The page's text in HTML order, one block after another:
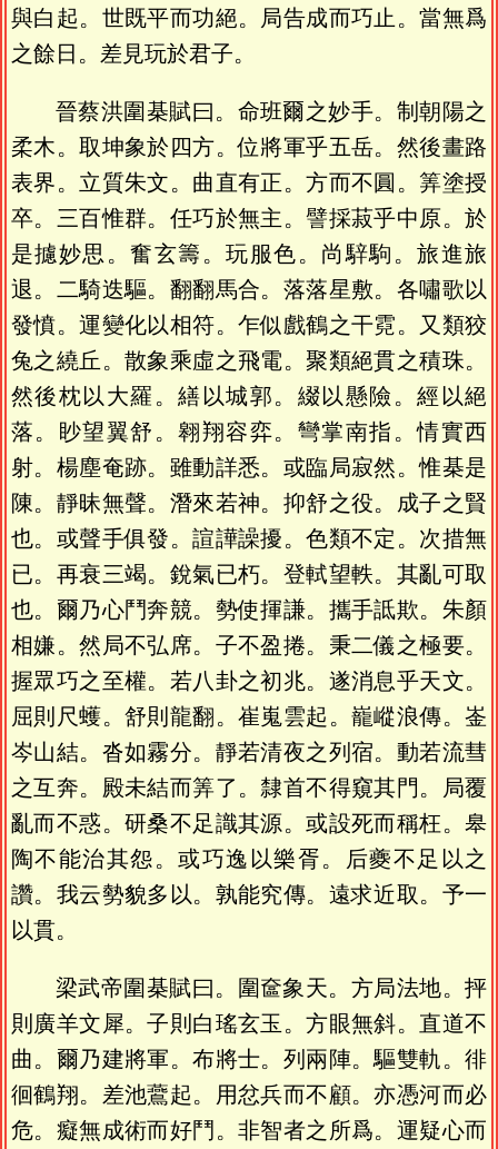
與白起。世既平而功絕。局告成而巧止。當無爲
之餘日。差見玩於君子。
晉蔡洪圍棊賦曰。命班爾之妙手。制朝陽之
柔木。取坤象於四方。位將軍乎五岳。然後畫路
表界。立質朱文。曲直有正。方而不圓。筭塗授
卒。三百惟群。任巧於無主。譬採菽乎中原。於
是攄妙思。奮玄籌。玩服色。尚騂駒。旅進旅
退。二騎迭驅。翻翻馬合。落落星敷。各嘯歌以
發憤。運變化以相符。乍似戲鶴之干霓。又類狡
兔之繞丘。散象乘虛之飛電。聚類絕貫之積珠。
然後枕以大羅。繕以城郭。綴以懸險。經以絕
落。眇望翼舒。翱翔容弈。彎掌南指。情實西
射。楊塵奄跡。雖動詳悉。或臨局寂然。惟棊是
陳。靜昧無聲。潛來若神。抑舒之役。成子之賢
也。或聲手俱發。諠譁譟擾。色類不定。次措無
已。再衰三竭。銳氣已朽。登軾望軼。其亂可取
也。爾乃心鬥奔競。勢使揮謙。攜手詆欺。朱顏
相嫌。然局不弘席。子不盈捲。秉二儀之極要。
握眾巧之至權。若八卦之初兆。遂消息乎天文。
屈則尺蠖。舒則龍翻。崔嵬雲起。巃嵷浪傳。崟
岑山結。沓如霧分。靜若清夜之列宿。動若流彗
之互奔。殿未結而筭了。隸首不得窺其門。局覆
亂而不惑。研桑不足識其源。或設死而稱枉。皋
陶不能治其怨。或巧逸以樂胥。后夔不足以之
讚。我云勢貌多以。孰能究傳。遠求近取。予一
以貫。
梁武帝圍棊賦曰。圍奩象天。方局法地。抨
則廣羊文犀。子則白瑤玄玉。方眼無斜。直道不
曲。爾乃建將軍。布將士。列兩陣。驅雙軌。徘
徊鶴翔。差池鷰起。用忿兵而不顧。亦憑河而必
危。癡無成術而好鬥。非智者之所爲。運疑心而